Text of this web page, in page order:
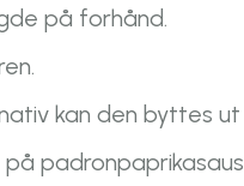
på forhånd.
kan den byttes ut
padronpaprikasaus